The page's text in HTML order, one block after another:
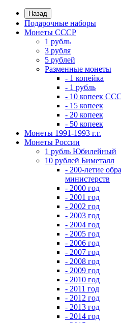
Назад
Подарочные наборы
Монеты СССР
1 рубль
3 рубля
5 рублей
Разменные монеты
- 1 копейка
- 1 рубль
- 10 копеек
- 15 копеек
- 20 копеек
- 50 копеек
Монеты 1991-1993 г.г.
Монеты России
1 рубль Юбилейный
10 рублей Биметалл
- 200-летие
министерств
- 2000 год
- 2001 год
- 2002 год
- 2003 год
- 2004 год
- 2005 год
- 2006 год
- 2007 год
- 2008 год
- 2009 год
- 2010 год
- 2011 год
- 2012 год
- 2013 год
- 2014 год